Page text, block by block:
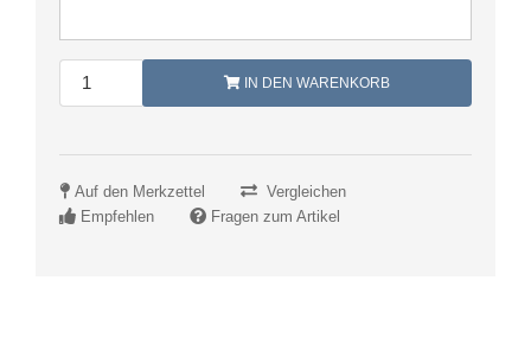
IN DEN WARENKORB
Auf den Merkzettel
Vergleichen
Empfehlen
Fragen zum Artikel